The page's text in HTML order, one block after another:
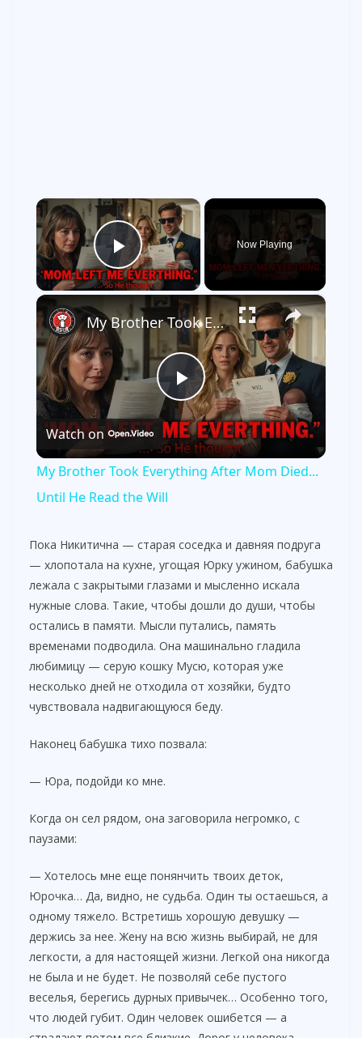
×
Play Video
Now Playing
×
P
l
y
V
i
d
e
My Brother Took Everything After Mom Died... Until He Read the Will
Watch on
My Brother Took Everything After Mom Died...
Until He Read the Will
Пока Никитична — старая соседка и давняя подруга
— хлопотала на кухне, угощая Юрку ужином, бабушка
лежала с закрытыми глазами и мысленно искала
нужные слова. Такие, чтобы дошли до души, чтобы
остались в памяти. Мысли путались, память
временами подводила. Она машинально гладила
любимицу — серую кошку Мусю, которая уже
несколько дней не отходила от хозяйки, будто
чувствовала надвигающуюся беду.
Наконец бабушка тихо позвала:
— Юра, подойди ко мне.
Когда он сел рядом, она заговорила негромко, с
паузами:
— Хотелось мне еще понянчить твоих деток,
Юрочка… Да, видно, не судьба. Один ты остаешься, а
одному тяжело. Встретишь хорошую девушку —
держись за нее. Жену на всю жизнь выбирай, не для
легкости, а для настоящей жизни. Легкой она никогда
не была и не будет. Не позволяй себе пустого
веселья, берегись дурных привычек… Особенно того,
что людей губит. Один человек ошибется — а